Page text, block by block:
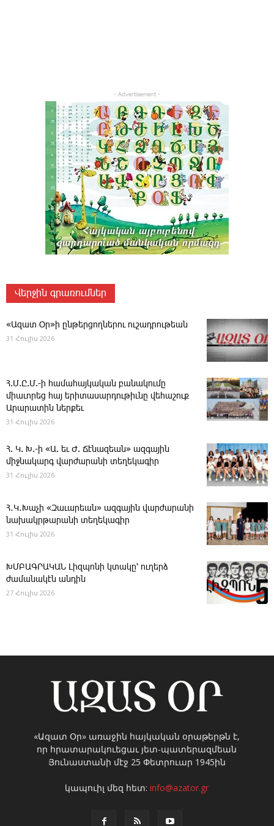
- Advertisement -
Վերջին գրառումներ
«Ազատ Օր»ի ընթերցողներու ուշադրութեան
31 Հուլիս 2026
Հ.Մ.Ը.Մ.-ի համահայկական բանակումը
միաւորեց հայ երիտասարդութիւնը վեհաշուք
Արարատին ներքեւ
31 Հուլիս 2026
Հ. Կ. Խ.-ի «Ա. եւ Ժ. ­Ճէնազեան» ազգային
միջնակարգ վարժարանի տեղեկագիր
31 Հուլիս 2026
Հ․Կ․Խաչի «Զաւարեան» ազգային վարժարանի
նախակրթարանի տեղեկագիր
31 Հուլիս 2026
ԽՄԲԱԳՐԱԿԱՆ ­Լիզպոնի կտակը՝ ուղերձ
ժամանակէն անդին
27 Հուլիս 2026
«Ազատ Օր» առաջին հայկական օրաթերթն է,
որ հրատարակուեցաւ յետ-պատերազմեան
Յունաստանի մէջ 25 Փետրուար 1945ին
կապուիլ մեզ հետ:info@azator.gr